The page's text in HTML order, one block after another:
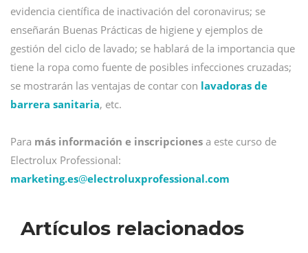
evidencia científica de inactivación del coronavirus; se
enseñarán Buenas Prácticas de higiene y ejemplos de
gestión del ciclo de lavado; se hablará de la importancia que
tiene la ropa como fuente de posibles infecciones cruzadas;
se mostrarán las ventajas de contar con lavadoras de
barrera sanitaria, etc.
Para más información e inscripciones a este curso de
Electrolux Professional:
marketing.es@electroluxprofessional.com
Artículos relacionados